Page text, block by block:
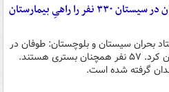
فیم/ طوفان در سیستان ۳۳۰ نفر را راهیِ بیمارستان
بحران سیستان و بلوچستان: طوفان در
سیستان ۳۳۰ نفر را راهیِ بیمارستان کرد. ۵۷ نفر همچنان بستری هستند.
گرفته شده است.